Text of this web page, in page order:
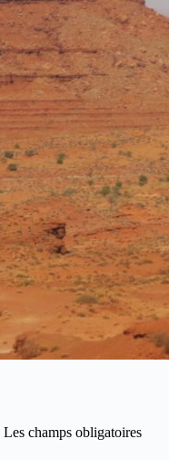
Les champs obligatoires